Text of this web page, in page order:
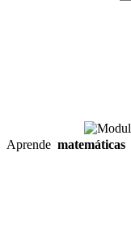
Aprende matemáticas